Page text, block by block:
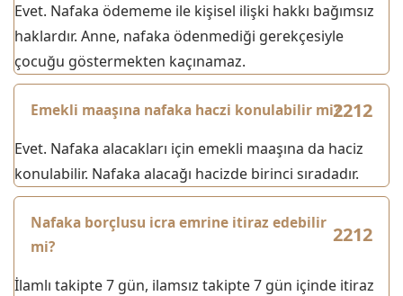
Evet. Nafaka ödememe ile kişisel ilişki hakkı bağımsız
haklardır. Anne, nafaka ödenmediği gerekçesiyle
çocuğu göstermekten kaçınamaz.
Emekli maaşına nafaka haczi konulabilir mi?
Evet. Nafaka alacakları için emekli maaşına da haciz
konulabilir. Nafaka alacağı hacizde birinci sıradadır.
Nafaka borçlusu icra emrine itiraz edebilir
mi?
İlamlı takipte 7 gün, ilamsız takipte 7 gün içinde itiraz